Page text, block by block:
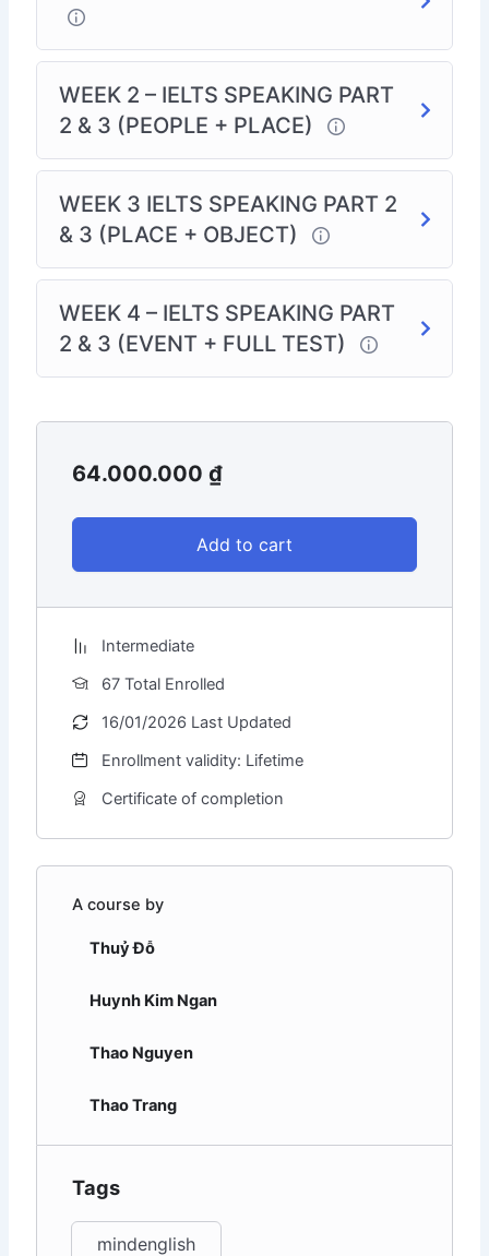
WEEK 2 – IELTS SPEAKING PART
2 & 3 (PEOPLE + PLACE)
WEEK 3 IELTS SPEAKING PART 2
& 3 (PLACE + OBJECT)
WEEK 4 – IELTS SPEAKING PART
2 & 3 (EVENT + FULL TEST)
64.000.000₫
Add to cart
Intermediate
67 Total Enrolled
16/01/2026 Last Updated
Enrollment validity: Lifetime
Certificate of completion
A course by
Thuỷ Đỗ
Huynh Kim Ngan
Thao Nguyen
Thao Trang
Tags
mindenglish